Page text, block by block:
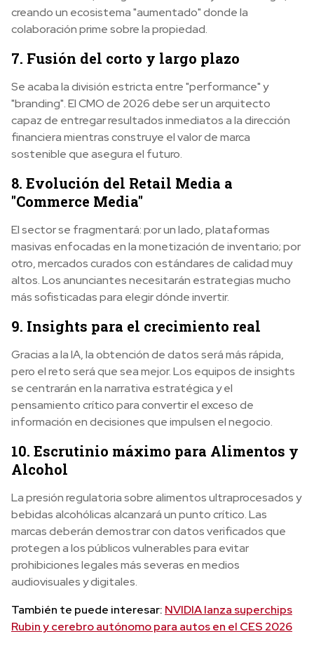
creando un ecosistema "aumentado" donde la
colaboración prime sobre la propiedad.
7. Fusión del corto y largo plazo
Se acaba la división estricta entre "performance" y
"branding".El CMO de 2026 debe ser un arquitecto
capaz de entregar resultados inmediatos a la dirección
financiera mientras construye el valor de marca
sostenible que asegura el futuro.
8. Evolución del Retail Media a
"Commerce Media"
El sector se fragmentará: por un lado, plataformas
masivas enfocadas en la monetización de inventario; por
otro, mercados curados con estándares de calidad muy
altos. Los anunciantes necesitarán estrategias mucho
más sofisticadas para elegir dónde invertir.
9. Insights para el crecimiento real
Gracias a la IA, la obtención de datos será más rápida,
pero el reto será que sea mejor. Los equipos de insights
se centrarán en la narrativa estratégica y el
pensamiento crítico para convertir el exceso de
información en decisiones que impulsen el negocio.
10. Escrutinio máximo para Alimentos y
Alcohol
La presión regulatoria sobre alimentos ultraprocesados y
bebidas alcohólicas alcanzará un punto crítico. Las
marcas deberán demostrar con datos verificados que
protegen a los públicos vulnerables para evitar
prohibiciones legales más severas en medios
audiovisuales y digitales.
También te puede interesar: NVIDIA lanza superchips
Rubin y cerebro autónomo para autos en el CES 2026